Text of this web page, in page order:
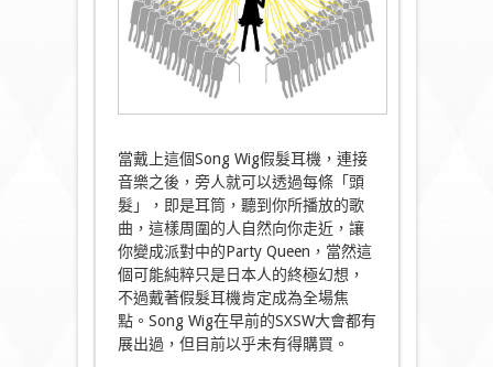
當戴上這個Song Wig假髮耳機，連接
音樂之後，旁人就可以透過每條「頭
髮」，即是耳筒，聽到你所播放的歌
曲，這樣周圍的人自然向你走近，讓
你變成派對中的Party Queen，當然這
個可能純粹只是日本人的終極幻想，
不過戴著假髮耳機肯定成為全場焦
點。Song Wig在早前的SXSW大會都有
展出過，但目前以乎未有得購買。